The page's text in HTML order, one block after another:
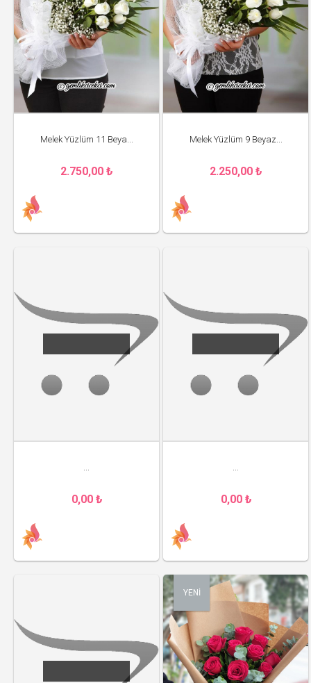
Melek Yüzlüm 11 Beya...
2.750,00 ₺
Melek Yüzlüm 9 Beyaz...
2.250,00 ₺
...
0,00 ₺
...
0,00 ₺
YENİ